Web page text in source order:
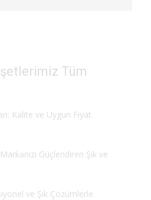
Tüm
Kalite ve Uygun Fiyat
Güçlendiren Şık ve
ve Şık Çözümlerle